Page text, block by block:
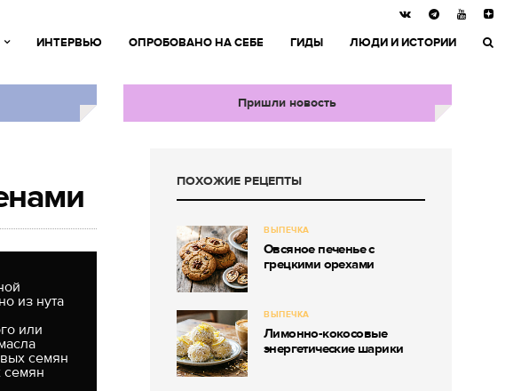
ИНТЕРВЬЮ ОПРОБОВАНО НА СЕБЕ ГИДЫ ЛЮДИ И ИСТОРИИ
Пришли новость
из нута
или
семян
семян
ПОХОЖИЕ РЕЦЕПТЫ
ВЫПЕЧКА
Овсяное печенье с
грецкими орехами
ВЫПЕЧКА
Лимонно-кокосовые
энергетические шарики